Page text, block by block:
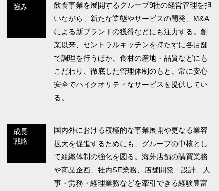
強み
飲食事業を展開するグループ9社の経営管理を担
いながら、新たな業態やサービスの開発、M&A
による新ブランドの獲得などにも注力する。創
業以来、セントラルキッチンを持たずに各店舗
で調理を行うほか、食材の産地・品質などにも
こだわり、徹底した管理体制のもと、常に安心
安全でハイクオリティなサービスを提供してい
る。
成長
戦略
国内外における積極的な事業展開や更なる業容
拡大を促進するためにも、グループの中核とし
て組織体制の強化を図る。海外店舗の購買業務
や商品企画、社内SE業務、店舗開発・設計、人
事・労務・経理業務などを牽引できる経験豊富